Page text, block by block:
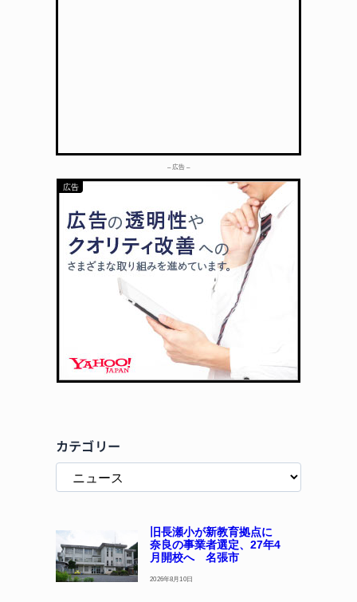
– 広告 –
カテゴリー
旧長瀬小が新教育拠点に
奈良の事業者選定、27年4
月開校へ 名張市
2026年8月10日